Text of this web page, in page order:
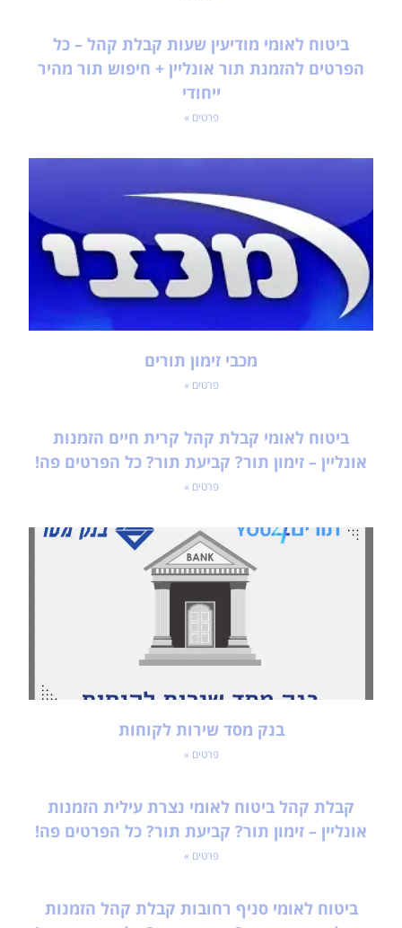
ביטוח לאומי מודיעין שעות קבלת קהל – כל
הפרטים להזמנת תור אונליין + חיפוש תור מהיר
ייחודי
פרטים »
מכבי זימון תורים
פרטים »
ביטוח לאומי קבלת קהל קרית חיים הזמנות
אונליין – זימון תור? קביעת תור? כל הפרטים פה!
פרטים »
בנק מסד שירות לקוחות
פרטים »
קבלת קהל ביטוח לאומי נצרת עילית הזמנות
אונליין – זימון תור? קביעת תור? כל הפרטים פה!
פרטים »
ביטוח לאומי סניף רחובות קבלת קהל הזמנות